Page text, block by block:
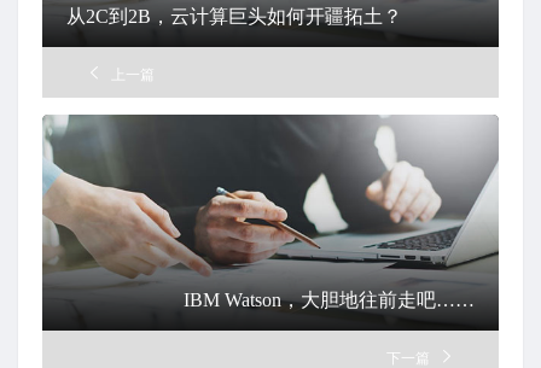
从2C到2B，云计算巨头如何开疆拓土？
上一篇
IBM Watson，大胆地往前走吧……
下一篇